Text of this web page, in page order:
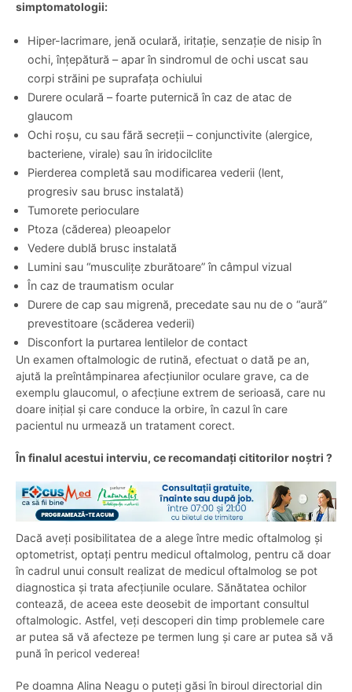
simptomatologii:
Hiper-lacrimare, jenă oculară, iritație, senzație de nisip în
ochi, înțepătură – apar în sindromul de ochi uscat sau
corpi străini pe suprafața ochiului
Durere oculară – foarte puternică în caz de atac de
glaucom
Ochi roșu, cu sau fără secreții – conjunctivite (alergice,
bacteriene, virale) sau în iridocilclite
Pierderea completă sau modificarea vederii (lent,
progresiv sau brusc instalată)
Tumorete perioculare
Ptoza (căderea) pleoapelor
Vedere dublă brusc instalată
Lumini sau “musculițe zburătoare” în câmpul vizual
În caz de traumatism ocular
Durere de cap sau migrenă, precedate sau nu de o “aură”
prevestitoare (scăderea vederii)
Disconfort la purtarea lentilelor de contact
Un examen oftalmologic de rutină, efectuat o dată pe an,
ajută la preîntâmpinarea afecțiunilor oculare grave, ca de
exemplu glaucomul, o afecțiune extrem de serioasă, care nu
doare inițial și care conduce la orbire, în cazul în care
pacientul nu urmează un tratament corect.
În finalul acestui interviu, ce recomandați cititorilor noștri ?
Dacă aveți posibilitatea de a alege între medic oftalmolog și
optometrist, optați pentru medicul oftalmolog, pentru că doar
în cadrul unui consult realizat de medicul oftalmolog se pot
diagnostica și trata afecțiunile oculare. Sănătatea ochilor
contează, de aceea este deosebit de important consultul
oftalmologic. Astfel, veți descoperi din timp problemele care
ar putea să vă afecteze pe termen lung și care ar putea să vă
pună în pericol vederea!
Pe doamna Alina Neagu o puteți găsi în biroul directorial din